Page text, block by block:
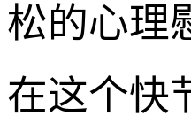
松的心理
在这个快